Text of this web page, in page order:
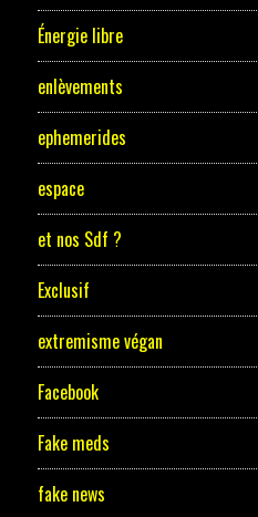
Énergie libre
enlèvements
ephemerides
espace
et nos Sdf ?
Exclusif
extremisme végan
Facebook
Fake meds
fake news